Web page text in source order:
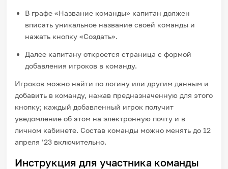
В графе «Название команды» капитан должен
вписать уникальное название своей команды и
нажать кнопку «Создать».
Далее капитану откроется страница с формой
добавления игроков в команду.
Игроков можно найти по логину или другим данным и
добавить в команду, нажав предназначенную для этого
кнопку; каждый добавленный игрок получит
уведомление об этом на электронную почту и в
личном кабинете. Состав команды можно менять до 12
апреля ’23 включительно.
Инструкция для участника команды